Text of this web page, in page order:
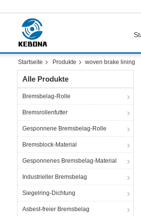
Startseite Produkte woven brake lining
Alle Produkte
Bremsbelag-Rolle
Bremsrollenfutter
Gesponnene Bremsbelag-Rolle
Bremsblock-Material
Gesponnenes Bremsbelag-Material
Industrieller Bremsbelag
Siegelring-Dichtung
Asbest-freier Bremsbelag